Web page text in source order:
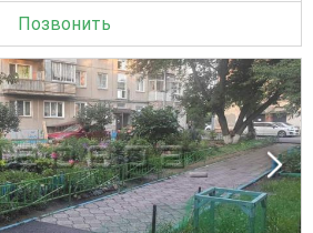
Позвонить